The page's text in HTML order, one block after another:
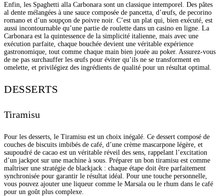
Enfin, les Spaghetti alla Carbonara sont un classique intemporel. Des pâtes
al dente mélangées à une sauce composée de pancetta, d’œufs, de pecorino
romano et d’un soupçon de poivre noir. C’est un plat qui, bien exécuté, est
aussi incontournable qu’une partie de roulette dans un casino en ligne. La
Carbonara est la quintessence de la simplicité italienne, mais avec une
exécution parfaite, chaque bouchée devient une véritable expérience
gastronomique, tout comme chaque main bien jouée au poker. Assurez-vous
de ne pas surchauffer les œufs pour éviter qu’ils ne se transforment en
omelette, et privilégiez des ingrédients de qualité pour un résultat optimal.
DESSERTS
Tiramisu
Pour les desserts, le Tiramisu est un choix inégalé. Ce dessert composé de
couches de biscuits imbibés de café, d’une crème mascarpone légère, et
saupoudré de cacao est un véritable réveil des sens, rappelant l’excitation
d’un jackpot sur une machine à sous. Préparer un bon tiramisu est comme
maîtriser une stratégie de blackjack : chaque étape doit être parfaitement
synchronisée pour garantir le résultat idéal. Pour une touche personnelle,
vous pouvez ajouter une liqueur comme le Marsala ou le rhum dans le café
pour un goût plus complexe.